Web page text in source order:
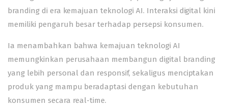
branding di era kemajuan teknologi AI. Interaksi digital kini
memiliki pengaruh besar terhadap persepsi konsumen.
Ia menambahkan bahwa kemajuan teknologi AI
memungkinkan perusahaan membangun digital branding
yang lebih personal dan responsif, sekaligus menciptakan
produk yang mampu beradaptasi dengan kebutuhan
konsumen secara real-time.